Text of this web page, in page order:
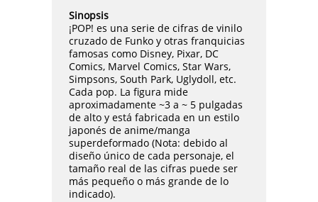
Sinopsis
¡POP! es una serie de cifras de vinilo
cruzado de Funko y otras franquicias
famosas como Disney, Pixar, DC
Comics, Marvel Comics, Star Wars,
Simpsons, South Park, Uglydoll, etc.
Cada pop. La figura mide
aproximadamente ~3 a ~ 5 pulgadas
de alto y está fabricada en un estilo
japonés de anime/manga
superdeformado (Nota: debido al
diseño único de cada personaje, el
tamaño real de las cifras puede ser
más pequeño o más grande de lo
indicado).